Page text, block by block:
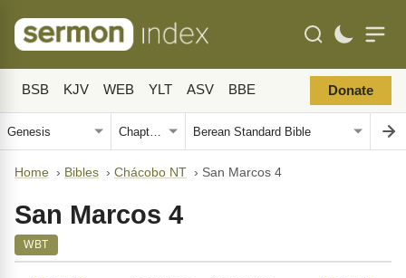
BSB KJV WEB YLT ASV BBE Donate
Home › Bibles › Chácobo NT › San Marcos 4
San Marcos 4
WBT